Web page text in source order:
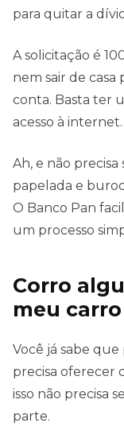
para quitar a
A solicitação é
nem sair de
conta. Basta ter
acesso à internet.
Ah, e não
papelada e
O Banco Pan
um processo
Corro
meu
Você já sabe
precisa oferecer
isso não precisa
parte.